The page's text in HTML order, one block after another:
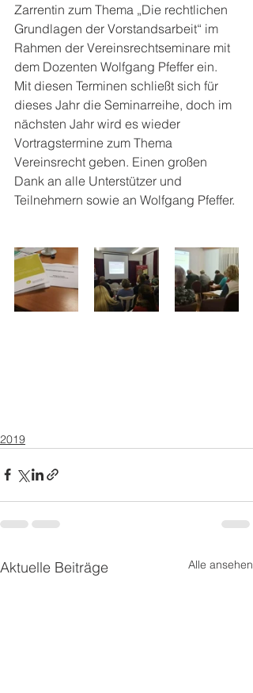
Zarrentin zum Thema „Die rechtlichen
Grundlagen der Vorstandsarbeit“ im
Rahmen der Vereinsrechtseminare mit
dem Dozenten Wolfgang Pfeffer ein.
Mit diesen Terminen schließt sich für
dieses Jahr die Seminarreihe, doch im
nächsten Jahr wird es wieder
Vortragstermine zum Thema
Vereinsrecht geben. Einen großen
Dank an alle Unterstützer und
Teilnehmern sowie an Wolfgang Pfeffer.
2019
Aktuelle Beiträge Alle ansehen